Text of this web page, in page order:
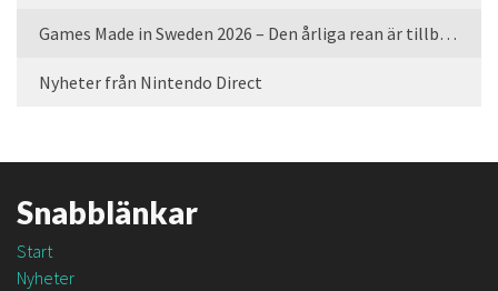
Games Made in Sweden 2026 – Den årliga rean är tillbaka
Nyheter från Nintendo Direct
Snabblänkar
Start
Nyheter